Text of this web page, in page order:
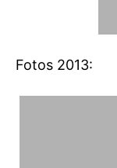
Fotos 2013: